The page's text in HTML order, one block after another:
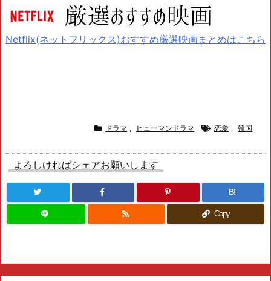
Netflix(ネットフリックス)おすすめ厳選映画まとめはこちら
ドラマ , ヒューマンドラマ 恋愛 , 韓国
よろしければシェアお願いします
B!
Copy